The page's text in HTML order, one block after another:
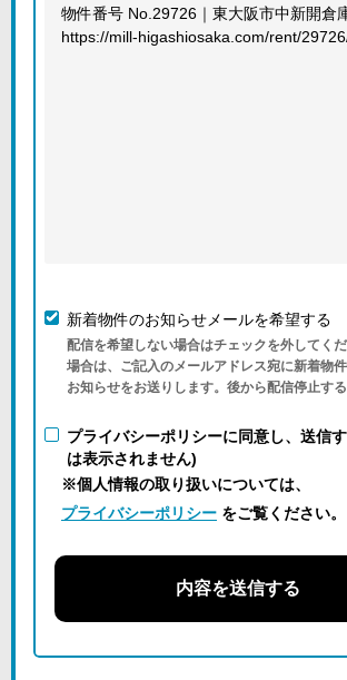
新着物件のお知らせメールを希望する
配信を希望しない場合はチェックを外してく
場合は、ご記入のメールアドレス宛に新着物
お知らせをお送りします。後から配信停止する
プライバシーポリシーに同意し、送信
は表示されません)
※個人情報の取り扱いについては、
プライバシーポリシー をご覧ください。
内容を送信する